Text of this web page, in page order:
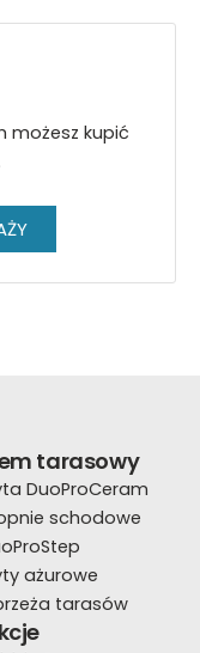
możesz kupić
tarasowy
DuoProCeram
schodowe
ażurowe
tarasów